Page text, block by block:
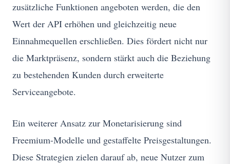
zusätzliche Funktionen angeboten werden, die den
Wert der API erhöhen und gleichzeitig neue
Einnahmequellen erschließen. Dies fördert nicht nur
die Marktpräsenz, sondern stärkt auch die Beziehung
zu bestehenden Kunden durch erweiterte
Serviceangebote.
Ein weiterer Ansatz zur Monetarisierung sind
Freemium-Modelle und gestaffelte Preisgestaltungen.
Diese Strategien zielen darauf ab, neue Nutzer zum